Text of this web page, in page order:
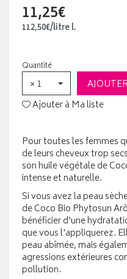
11,25€
112,50€/litrel.
Quantité
× 1
Ajouter à Ma liste
Pour toutes les femmes
de leurs cheveux trop
son huile végétale de
intense et naturelle.
Si vous avez la peau
de Coco Bio Phytosun
bénéficier d'une
que vous l'appliquerez.
peau abîmée, mais
agressions extérieures
pollution.